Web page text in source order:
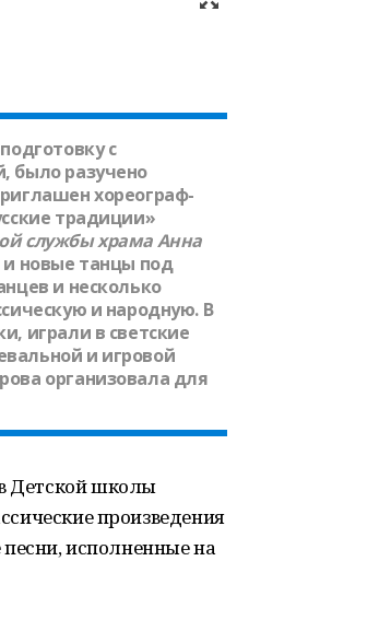
с
было разучено
хореограф-
традиции»
службы храмаАнна
и новые танцы под
и несколько
и народную. В
играли в светские
и игровой
организовала для
Детской школы
произведения
исполненные на